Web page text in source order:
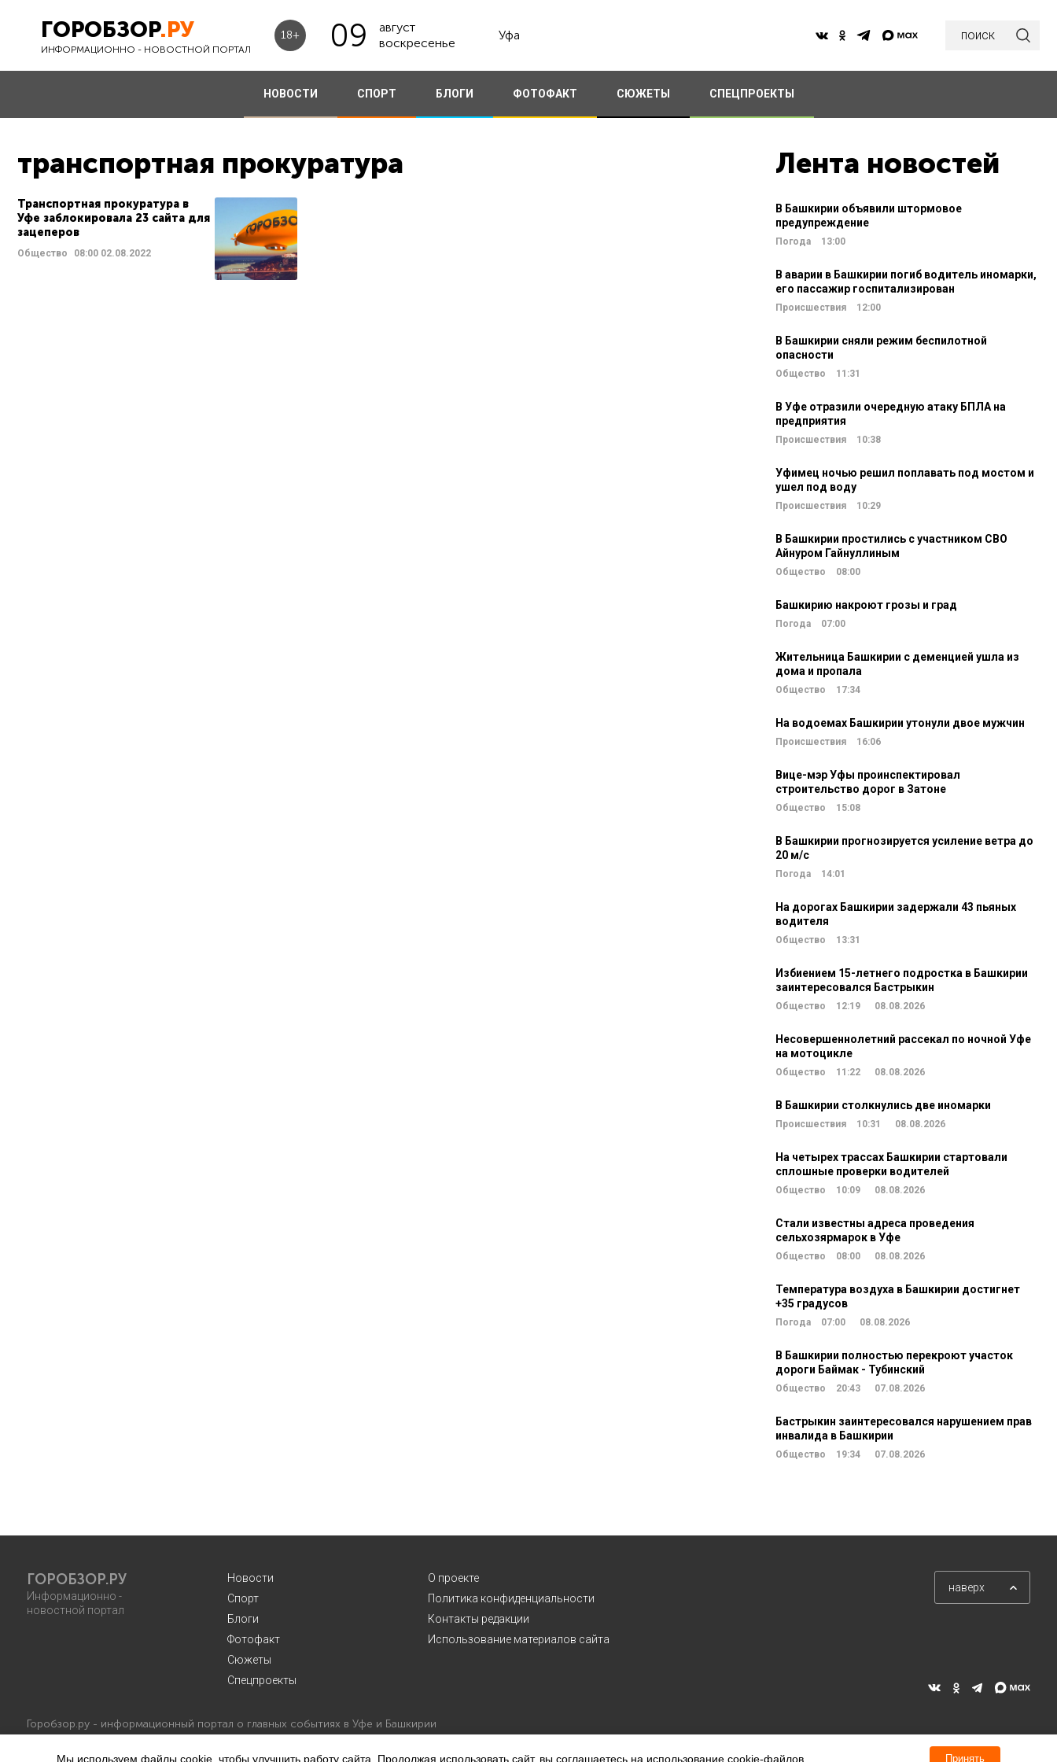
ГОРОБЗОР.РУ
ИНФОРМАЦИОННО - НОВОСТНОЙ ПОРТАЛ
18+ 09
август
воскресенье
Уфа поиск
НОВОСТИ СПОРТ БЛОГИ ФОТОФАКТ СЮЖЕТЫ СПЕЦПРОЕКТЫ
транспортная прокуратура
Транспортная прокуратура в
Уфе заблокировала 23 сайта для
зацеперов
Общество 08:00 02.08.2022
Лента новостей
В Башкирии объявили штормовое
предупреждение
Погода 13:00
В аварии в Башкирии погиб водитель иномарки,
его пассажир госпитализирован
Происшествия 12:00
В Башкирии сняли режим беспилотной
опасности
Общество 11:31
В Уфе отразили очередную атаку БПЛА на
предприятия
Происшествия 10:38
Уфимец ночью решил поплавать под мостом и
ушел под воду
Происшествия 10:29
В Башкирии простились с участником СВО
Айнуром Гайнуллиным
Общество 08:00
Башкирию накроют грозы и град
Погода 07:00
Жительница Башкирии с деменцией ушла из
дома и пропала
Общество 17:34
На водоемах Башкирии утонули двое мужчин
Происшествия 16:06
Вице-мэр Уфы проинспектировал
строительство дорог в Затоне
Общество 15:08
В Башкирии прогнозируется усиление ветра до
20 м/c
Погода 14:01
На дорогах Башкирии задержали 43 пьяных
водителя
Общество 13:31
Избиением 15-летнего подростка в Башкирии
заинтересовался Бастрыкин
Общество 12:19 08.08.2026
Несовершеннолетний рассекал по ночной Уфе
на мотоцикле
Общество 11:22 08.08.2026
В Башкирии столкнулись две иномарки
Происшествия 10:31 08.08.2026
На четырех трассах Башкирии стартовали
сплошные проверки водителей
Общество 10:09 08.08.2026
Стали известны адреса проведения
сельхозярмарок в Уфе
Общество 08:00 08.08.2026
Температура воздуха в Башкирии достигнет
+35 градусов
Погода 07:00 08.08.2026
В Башкирии полностью перекроют участок
дороги Баймак - Тубинский
Общество 20:43 07.08.2026
Бастрыкин заинтересовался нарушением прав
инвалида в Башкирии
Общество 19:34 07.08.2026
ГОРОБЗОР.РУ
Информационно -
новостной портал
Новости
Спорт
Блоги
Фотофакт
Сюжеты
Спецпроекты
О проекте
Политика конфиденциальности
Контакты редакции
Использование материалов сайта
наверх
Горобзор.ру - информационный портал о главных событиях в Уфе и Башкирии
Мы используем файлы cookie, чтобы улучшить работу сайта. Продолжая использовать сайт, вы соглашаетесь на использование cookie-файлов. Принять